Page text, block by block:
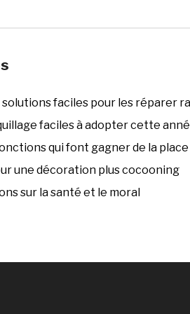
solutions faciles pour les réparer
faciles à adopter cette
qui font gagner de la place
une décoration plus cocooning
sur la santé et le moral